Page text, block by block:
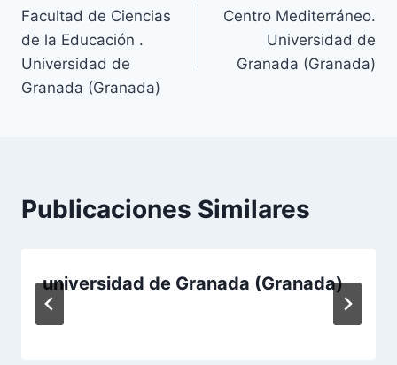
de
entradas
Facultad de Ciencias
de la Educación .
Universidad de
Granada (Granada)
Centro Mediterráneo.
Universidad de
Granada (Granada)
Publicaciones Similares
universidad de Granada (Granada)